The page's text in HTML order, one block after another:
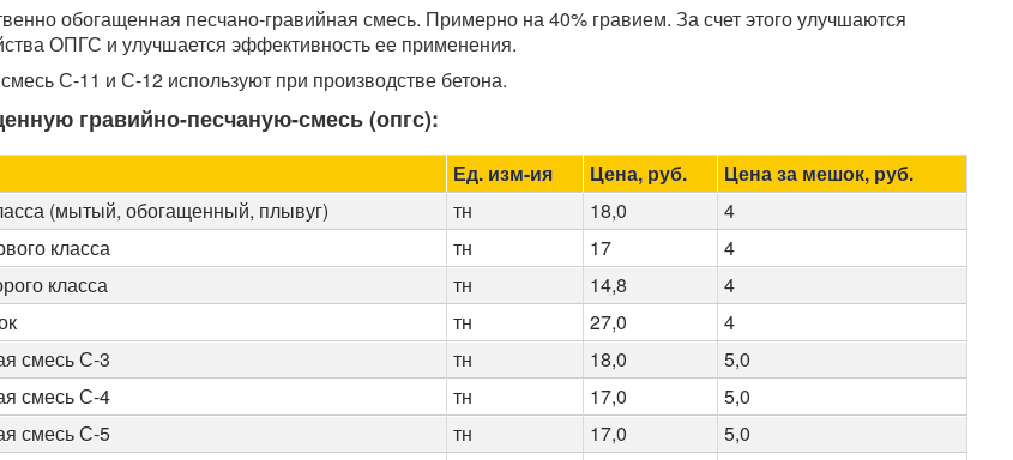
обогащенная песчано-гравийная смесь. Примерно на 40% гравием. За счет этого улучшаются
ОПГС и улучшается эффективность ее применения.
С-11 и С-12 используют при производстве бетона.
гравийно-песчаную-смесь (опгс):
Ед. изм-ия Цена, руб.
Цена за мешок, руб.
(мытый, обогащенный, плывуг)
тн 18,0
4
класса
тн 17
4
класса
тн 14,8
4
тн 27,0
4
смесь С-3
тн 18,0
5,0
смесь С-4
тн 17,0
5,0
смесь С-5
тн 17,0
5,0